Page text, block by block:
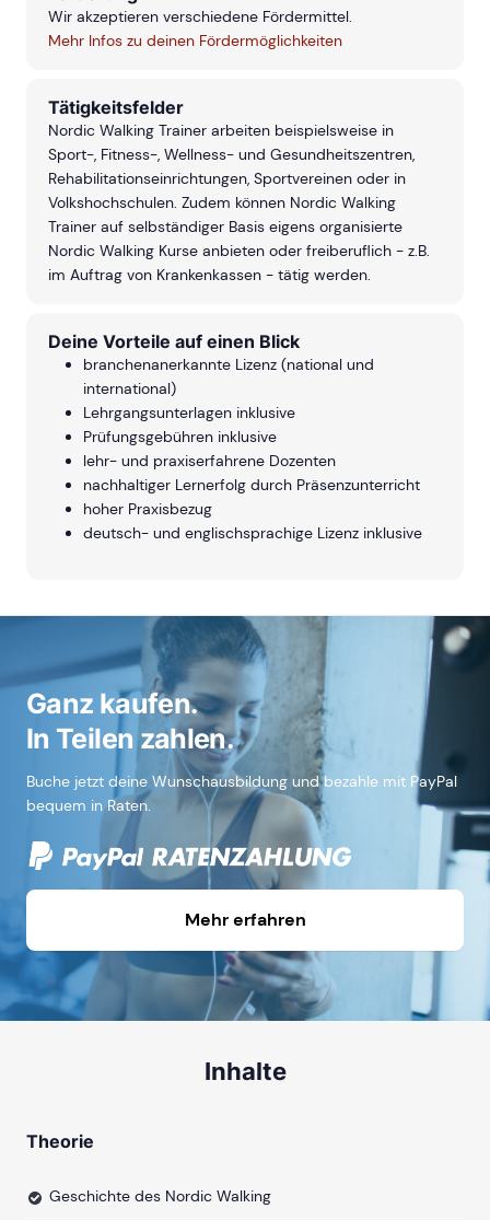
Wir akzeptieren verschiedene Fördermittel.
Mehr Infos zu deinen Fördermöglichkeiten
Tätigkeitsfelder
Nordic Walking Trainer arbeiten beispielsweise in
Sport-, Fitness-, Wellness- und Gesundheitszentren,
Rehabilitationseinrichtungen, Sportvereinen oder in
Volkshochschulen. Zudem können Nordic Walking
Trainer auf selbständiger Basis eigens organisierte
Nordic Walking Kurse anbieten oder freiberuflich - z.B.
im Auftrag von Krankenkassen - tätig werden.
Deine Vorteile auf einen Blick
branchenanerkannte Lizenz (national und
international)
Lehrgangsunterlagen inklusive
Prüfungsgebühren inklusive
lehr- und praxiserfahrene Dozenten
nachhaltiger Lernerfolg durch Präsenzunterricht
hoher Praxisbezug
deutsch- und englischsprachige Lizenz inklusive
Ganz kaufen.
In Teilen zahlen.
Buche jetzt deine Wunschausbildung und bezahle mit PayPal
bequem in Raten.
Mehr erfahren
Inhalte
Theorie
Geschichte des Nordic Walking